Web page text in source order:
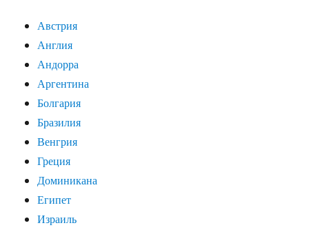
Австрия
Англия
Андорра
Аргентина
Болгария
Бразилия
Венгрия
Греция
Доминикана
Египет
Израиль